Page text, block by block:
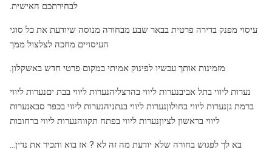
לבחירתכם האישית.
עיסוי מפנק בדירה פרטית בבאר שבע מבחורה מנוסה שיודעת את כל סוגי
העיסויים מחכה לצלצול ממך
מזמינות אותך עכשיו לפינוק אמיתי במקום פרטי חדש באשקלון.
נערות ליווי בתל אביבנערות ליווי בהרצליהנערות ליווי בבת יםנערות ליווי
ברמת גןנערות ליווי בחולוןנערות ליווי בנתניהנערות ליווי בכפר סבאנערות
ליווי בראשון לציוןנערות ליווי בפתח תקווהנערות ליווי ברחובות
בא לך לפגוש בחורה שלא יודעת מה זה לא ? אז בוא ותכיר את נדין…